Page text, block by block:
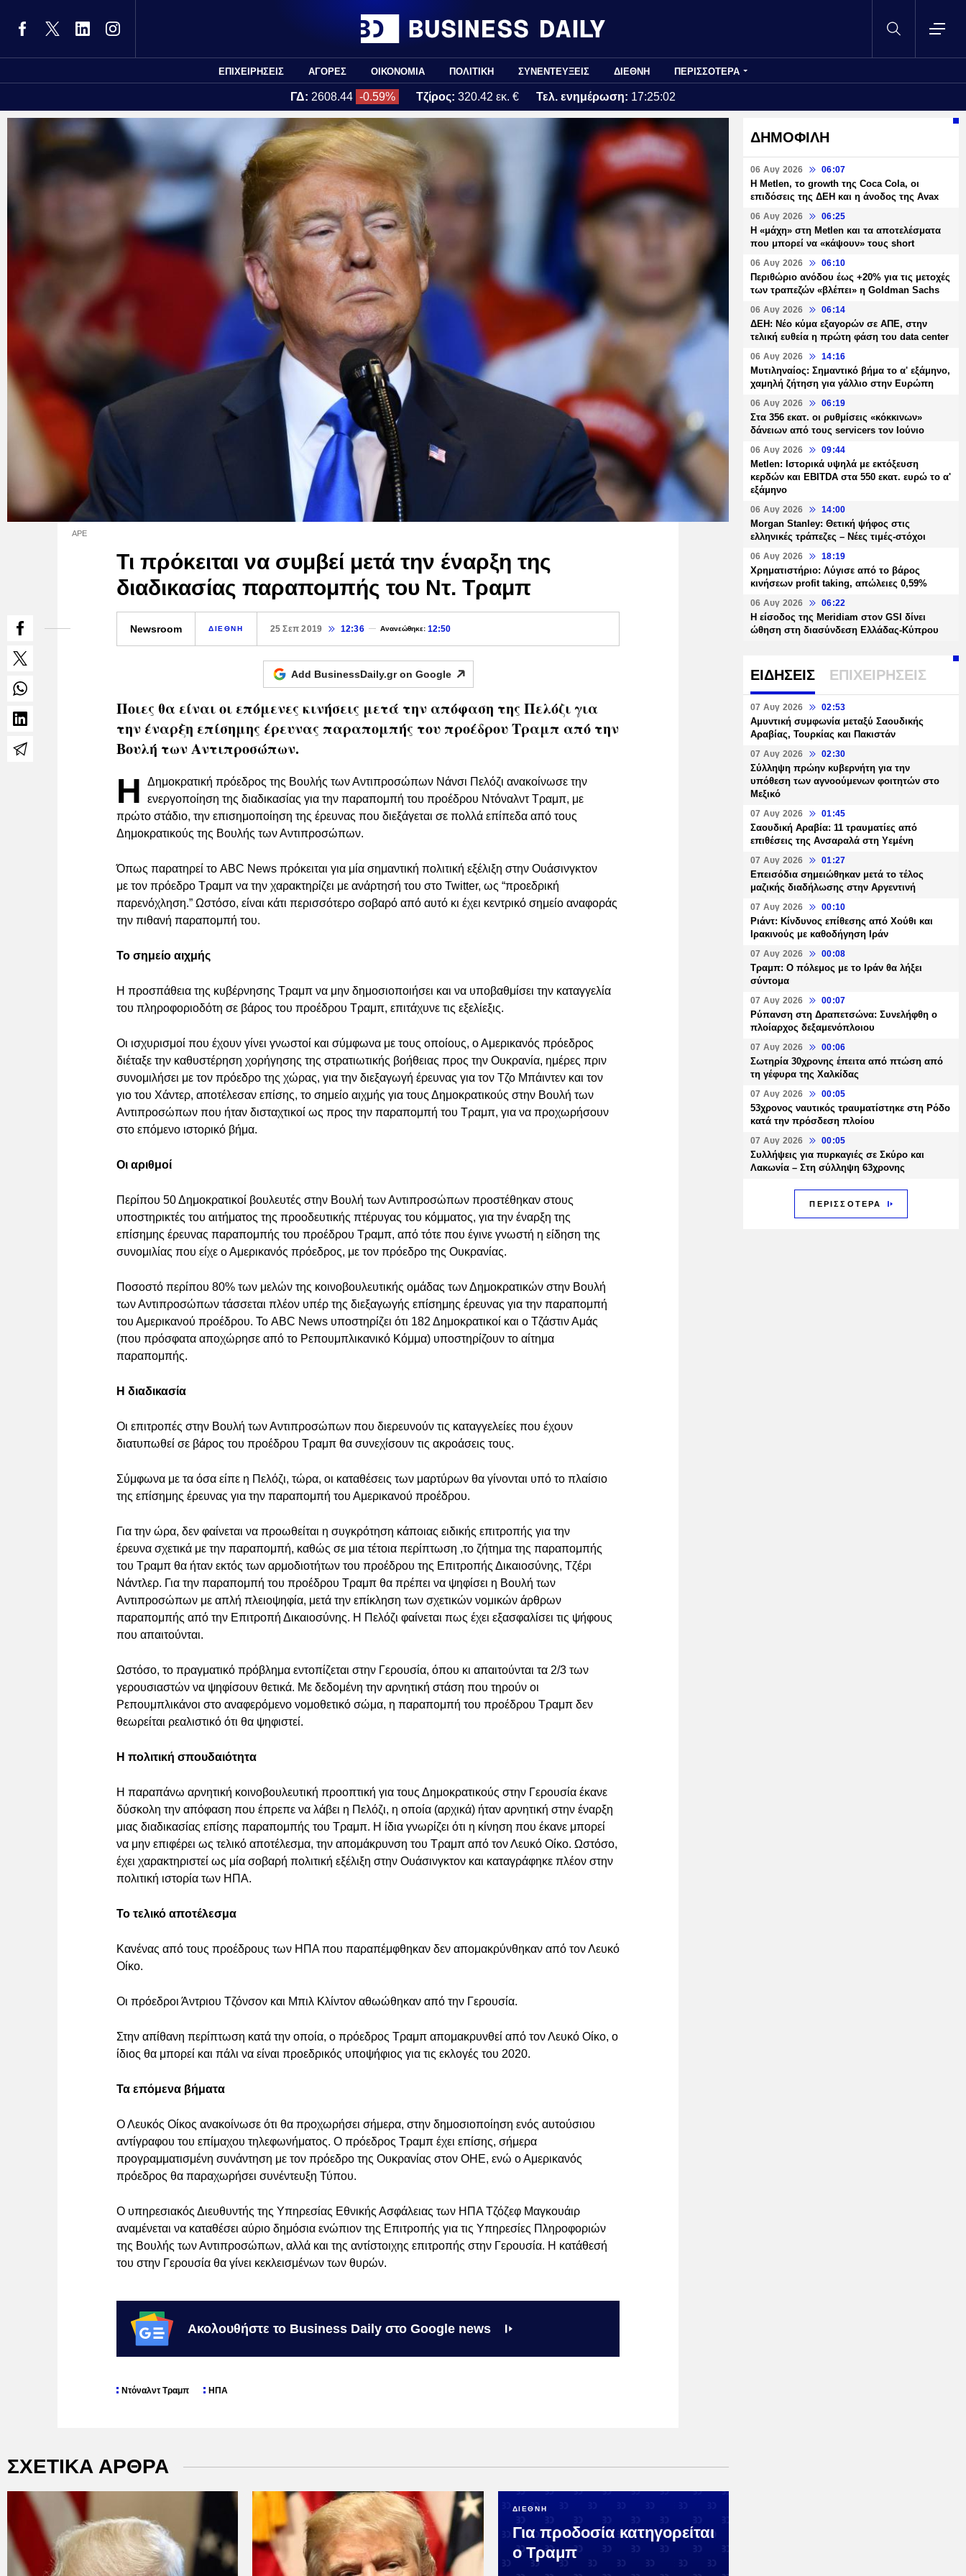
ΕΠΙΧΕΙΡΗΣΕΙΣ ΑΓΟΡΕΣ ΟΙΚΟΝΟΜΙΑ ΠΟΛΙΤΙΚΗ ΣΥΝΕΝΤΕΥΞΕΙΣ ΔΙΕΘΝΗ ΠΕΡΙΣΣΟΤΕΡΑ
ΓΔ: 2608.44 -0.59% Τζίρος: 320.42 εκ. € Τελ. ενημέρωση: 17:25:02
APE
Τι πρόκειται να συμβεί μετά την έναρξη της
διαδικασίας παραπομπής του Ντ. Τραμπ
Newsroom ΔΙΕΘΝΗ 25 Σεπ 2019 12:36 Ανανεώθηκε:12:50
Add BusinessDaily.gr on Google
Ποιες θα είναι οι επόμενες κινήσεις μετά την απόφαση της Πελόζι για
την έναρξη επίσημης έρευνας παραπομπής του προέδρου Τραμπ από την
Βουλή των Αντιπροσώπων.
Η
Δημοκρατική πρόεδρος της Βουλής των Αντιπροσώπων Νάνσι Πελόζι ανακοίνωσε την
ενεργοποίηση της διαδικασίας για την παραπομπή του προέδρου Ντόναλντ Τραμπ, με
πρώτο στάδιο, την επισημοποίηση της έρευνας που διεξάγεται σε πολλά επίπεδα από τους
Δημοκρατικούς της Βουλής των Αντιπροσώπων.
Όπως παρατηρεί το ABC News πρόκειται για μία σημαντική πολιτική εξέλιξη στην Ουάσινγκτον
με τον πρόεδρο Τραμπ να την χαρακτηρίζει με ανάρτησή του στο Twitter, ως “προεδρική
παρενόχληση.” Ωστόσο, είναι κάτι περισσότερο σοβαρό από αυτό κι έχει κεντρικό σημείο αναφοράς
την πιθανή παραπομπή του.
Το σημείο αιχμής
Η προσπάθεια της κυβέρνησης Τραμπ να μην δημοσιοποιήσει και να υποβαθμίσει την καταγγελία
του πληροφοριοδότη σε βάρος του προέδρου Τραμπ, επιτάχυνε τις εξελίεξις.
Οι ισχυρισμοί που έχουν γίνει γνωστοί και σύμφωνα με τους οποίους, ο Αμερικανός πρόεδρος
διέταξε την καθυστέρηση χορήγησης της στρατιωτικής βοήθειας προς την Ουκρανία, ημέρες πριν
συνομιλήσει με τον πρόεδρο της χώρας, για την διεξαγωγή έρευνας για τον Τζο Μπάιντεν και τον
γιο του Χάντερ, αποτέλεσαν επίσης, το σημείο αιχμής για τους Δημοκρατικούς στην Βουλή των
Αντιπροσώπων που ήταν δισταχτικοί ως προς την παραπομπή του Τραμπ, για να προχωρήσουν
στο επόμενο ιστορικό βήμα.
Οι αριθμοί
Περίπου 50 Δημοκρατικοί βουλευτές στην Βουλή των Αντιπροσώπων προστέθηκαν στους
υποστηρικτές του αιτήματος της προοδευτικής πτέρυγας του κόμματος, για την έναρξη της
επίσημης έρευνας παραπομπής του προέδρου Τραμπ, από τότε που έγινε γνωστή η είδηση της
συνομιλίας που είχε ο Αμερικανός πρόεδρος, με τον πρόεδρο της Ουκρανίας.
Ποσοστό περίπου 80% των μελών της κοινοβουλευτικής ομάδας των Δημοκρατικών στην Βουλή
των Αντιπροσώπων τάσσεται πλέον υπέρ της διεξαγωγής επίσημης έρευνας για την παραπομπή
του Αμερικανού προέδρου. Το ABC News υποστηρίζει ότι 182 Δημοκρατικοί και ο Τζάστιν Αμάς
(που πρόσφατα αποχώρησε από το Ρεπουμπλικανικό Κόμμα) υποστηρίζουν το αίτημα
παραπομπής.
Η διαδικασία
Οι επιτροπές στην Βουλή των Αντιπροσώπων που διερευνούν τις καταγγελείες που έχουν
διατυπωθεί σε βάρος του προέδρου Τραμπ θα συνεχίσουν τις ακροάσεις τους.
Σύμφωνα με τα όσα είπε η Πελόζι, τώρα, οι καταθέσεις των μαρτύρων θα γίνονται υπό το πλαίσιο
της επίσημης έρευνας για την παραπομπή του Αμερικανού προέδρου.
Για την ώρα, δεν φαίνεται να προωθείται η συγκρότηση κάποιας ειδικής επιτροπής για την
έρευνα σχετικά με την παραπομπή, καθώς σε μια τέτοια περίπτωση ,το ζήτημα της παραπομπής
του Τραμπ θα ήταν εκτός των αρμοδιοτήτων του προέδρου της Επιτροπής Δικαιοσύνης, Τζέρι
Νάντλερ. Για την παραπομπή του προέδρου Τραμπ θα πρέπει να ψηφίσει η Βουλή των
Αντιπροσώπων με απλή πλειοψηφία, μετά την επίκληση των σχετικών νομικών άρθρων
παραπομπής από την Επιτροπή Δικαιοσύνης. Η Πελόζι φαίνεται πως έχει εξασφαλίσει τις ψήφους
που απαιτούνται.
Ωστόσο, το πραγματικό πρόβλημα εντοπίζεται στην Γερουσία, όπου κι απαιτούνται τα 2/3 των
γερουσιαστών να ψηφίσουν θετικά. Με δεδομένη την αρνητική στάση που τηρούν οι
Ρεπουμπλικάνοι στο αναφερόμενο νομοθετικό σώμα, η παραπομπή του προέδρου Τραμπ δεν
θεωρείται ρεαλιστικό ότι θα ψηφιστεί.
Η πολιτική σπουδαιότητα
Η παραπάνω αρνητική κοινοβουλευτική προοπτική για τους Δημοκρατικούς στην Γερουσία έκανε
δύσκολη την απόφαση που έπρεπε να λάβει η Πελόζι, η οποία (αρχικά) ήταν αρνητική στην έναρξη
μιας διαδικασίας επίσης παραπομπής του Τραμπ. Η ίδια γνωρίζει ότι η κίνηση που έκανε μπορεί
να μην επιφέρει ως τελικό αποτέλεσμα, την απομάκρυνση του Τραμπ από τον Λευκό Οίκο. Ωστόσο,
έχει χαρακτηριστεί ως μία σοβαρή πολιτική εξέλιξη στην Ουάσινγκτον και καταγράφηκε πλέον στην
πολιτική ιστορία των ΗΠΑ.
Το τελικό αποτέλεσμα
Κανένας από τους προέδρους των ΗΠΑ που παραπέμφθηκαν δεν απομακρύνθηκαν από τον Λευκό
Οίκο.
Οι πρόεδροι Άντριου Τζόνσον και Μπιλ Κλίντον αθωώθηκαν από την Γερουσία.
Στην απίθανη περίπτωση κατά την οποία, ο πρόεδρος Τραμπ απομακρυνθεί από τον Λευκό Οίκο, ο
ίδιος θα μπορεί και πάλι να είναι προεδρικός υποψήφιος για τις εκλογές του 2020.
Τα επόμενα βήματα
Ο Λευκός Οίκος ανακοίνωσε ότι θα προχωρήσει σήμερα, στην δημοσιοποίηση ενός αυτούσιου
αντίγραφου του επίμαχου τηλεφωνήματος. Ο πρόεδρος Τραμπ έχει επίσης, σήμερα
προγραμματισμένη συνάντηση με τον πρόεδρο της Ουκρανίας στον ΟΗΕ, ενώ ο Αμερικανός
πρόεδρος θα παραχωρήσει συνέντευξη Τύπου.
Ο υπηρεσιακός Διευθυντής της Υπηρεσίας Εθνικής Ασφάλειας των ΗΠΑ Τζόζεφ Μαγκουάιρ
αναμένεται να καταθέσει αύριο δημόσια ενώπιον της Επιτροπής για τις Υπηρεσίες Πληροφοριών
της Βουλής των Αντιπροσώπων, αλλά και της αντίστοιχης επιτροπής στην Γερουσία. Η κατάθεσή
του στην Γερουσία θα γίνει κεκλεισμένων των θυρών.
Ακολουθήστε το Business Daily στο Google news
Ντόναλντ Τραμπ ΗΠΑ
ΣΧΕΤΙΚΑ ΑΡΘΡΑ
ΔΙΕΘΝΗ
Για προδοσία κατηγορείται
ο Τραμπ
ΔΗΜΟΦΙΛΗ
06 Αυγ 2026 06:07
H Metlen, το growth της Coca Cola, οι
επιδόσεις της ΔΕΗ και η άνοδος της Avax
06 Αυγ 2026 06:25
H «μάχη» στη Metlen και τα αποτελέσματα
που μπορεί να «κάψουν» τους short
06 Αυγ 2026 06:10
Περιθώριο ανόδου έως +20% για τις μετοχές
των τραπεζών «βλέπει» η Goldman Sachs
06 Αυγ 2026 06:14
ΔΕΗ: Νέο κύμα εξαγορών σε ΑΠΕ, στην
τελική ευθεία η πρώτη φάση του data center
06 Αυγ 2026 14:16
Μυτιληναίος: Σημαντικό βήμα το α' εξάμηνο,
χαμηλή ζήτηση για γάλλιο στην Ευρώπη
06 Αυγ 2026 06:19
Στα 356 εκατ. οι ρυθμίσεις «κόκκινων»
δάνειων από τους servicers τον Ιούνιο
06 Αυγ 2026 09:44
Metlen: Ιστορικά υψηλά με εκτόξευση
κερδών και EBITDA στα 550 εκατ. ευρώ το α'
εξάμηνο
06 Αυγ 2026 14:00
Morgan Stanley: Θετική ψήφος στις
ελληνικές τράπεζες – Νέες τιμές-στόχοι
06 Αυγ 2026 18:19
Χρηματιστήριο: Λύγισε από το βάρος
κινήσεων profit taking, απώλειες 0,59%
06 Αυγ 2026 06:22
Η είσοδος της Meridiam στον GSI δίνει
ώθηση στη διασύνδεση Ελλάδας-Κύπρου
ΕΙΔΗΣΕΙΣ ΕΠΙΧΕΙΡΗΣΕΙΣ
07 Αυγ 2026 02:53
Αμυντική συμφωνία μεταξύ Σαουδικής
Αραβίας, Τουρκίας και Πακιστάν
07 Αυγ 2026 02:30
Σύλληψη πρώην κυβερνήτη για την
υπόθεση των αγνοούμενων φοιτητών στο
Μεξικό
07 Αυγ 2026 01:45
Σαουδική Αραβία: 11 τραυματίες από
επιθέσεις της Ανσαραλά στη Υεμένη
07 Αυγ 2026 01:27
Επεισόδια σημειώθηκαν μετά το τέλος
μαζικής διαδήλωσης στην Αργεντινή
07 Αυγ 2026 00:10
Ριάντ: Κίνδυνος επίθεσης από Χούθι και
Ιρακινούς με καθοδήγηση Ιράν
07 Αυγ 2026 00:08
Τραμπ: Ο πόλεμος με το Ιράν θα λήξει
σύντομα
07 Αυγ 2026 00:07
Ρύπανση στη Δραπετσώνα: Συνελήφθη ο
πλοίαρχος δεξαμενόπλοιου
07 Αυγ 2026 00:06
Σωτηρία 30χρονης έπειτα από πτώση από
τη γέφυρα της Χαλκίδας
07 Αυγ 2026 00:05
53χρονος ναυτικός τραυματίστηκε στη Ρόδο
κατά την πρόσδεση πλοίου
07 Αυγ 2026 00:05
Συλλήψεις για πυρκαγιές σε Σκύρο και
Λακωνία – Στη σύλληψη 63χρονης
ΠΕΡΙΣΣΟΤΕΡΑ